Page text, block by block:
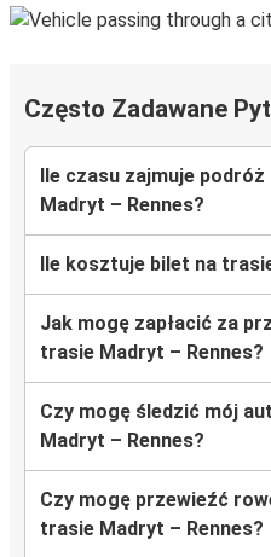
Często Zadawane
Ile czasu zajmuje
Madryt – Rennes?
Ile kosztuje bilet na
Jak mogę zapłacić za
trasie Madryt – Rennes?
Czy mogę śledzić mój
Madryt – Rennes?
Czy mogę przewieźć
trasie Madryt – Rennes?